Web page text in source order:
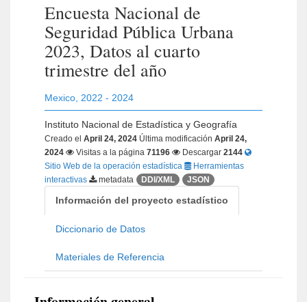
Encuesta Nacional de
Seguridad Pública Urbana
2023, Datos al cuarto
trimestre del año
Mexico 2022 - 2024
Instituto Nacional de Estadística y Geografía
Creado el April 24, 2024 Última modificación April 24,
2024
Visitas a la página 71196 Descargar 2144
Sitio Web de la operación estadística
Herramientas
interactivas
metadata DDI/XML JSON
Información del proyecto estadístico
Diccionario de Datos
Materiales de Referencia